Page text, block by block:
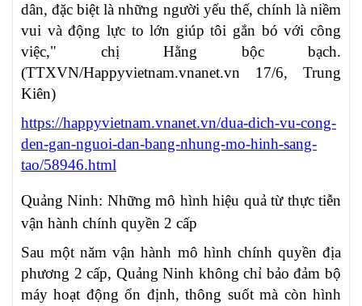
dân, đặc biệt là những người yếu thế, chính là niềm
vui và động lực to lớn giúp tôi gắn bó với công
việc," chị Hằng bộc bạch.
(TTXVN/Happyvietnam.vnanet.vn 17/6, Trung
Kiên)
https://happyvietnam.vnanet.vn/dua-dich-vu-cong-
den-gan-nguoi-dan-bang-nhung-mo-hinh-sang-
tao/58946.html
Quảng Ninh: Những mô hình hiệu quả từ thực tiễn
vận hành chính quyền 2 cấp
Sau một năm vận hành mô hình chính quyền địa
phương 2 cấp, Quảng Ninh không chỉ bảo đảm bộ
máy hoạt động ổn định, thông suốt mà còn hình